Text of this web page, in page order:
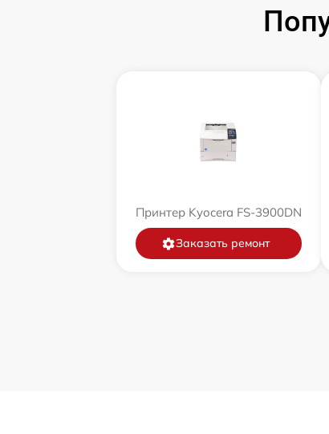
Принтер Kyocera FS-3900DN
Заказать ремонт